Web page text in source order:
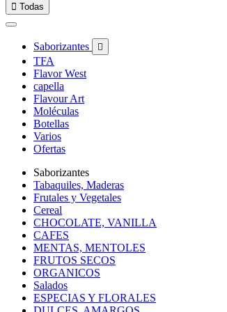
 Todas
Saborizantes 
TFA
Flavor West
capella
Flavour Art
Moléculas
Botellas
Varios
Ofertas
Saborizantes
Tabaquiles, Maderas
Frutales y Vegetales
Cereal
CHOCOLATE, VANILLA
CAFES
MENTAS, MENTOLES
FRUTOS SECOS
ORGANICOS
Salados
ESPECIAS Y FLORALES